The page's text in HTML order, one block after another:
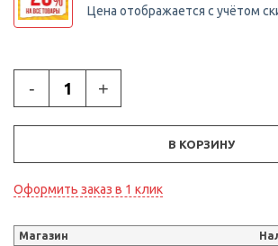
Цена отображается с учётом
- +
В КОРЗИНУ
Оформить заказ в 1 клик
Магазин